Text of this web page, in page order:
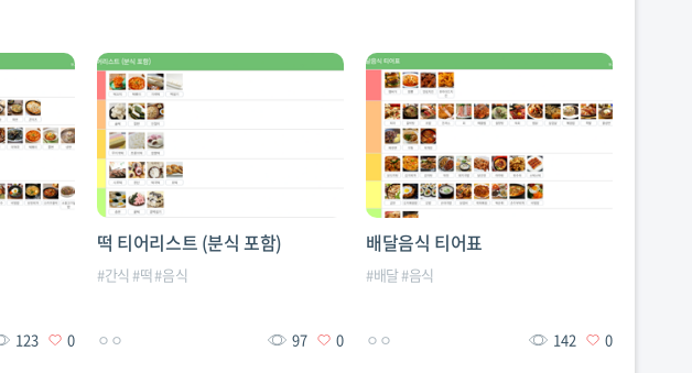
123 0
떡 티어리스트 (분식 포함)
#간식 #떡#음식
ㅇㅇ 97 0
배달음식 티어표
#배달#음식
ㅇㅇ 142 0